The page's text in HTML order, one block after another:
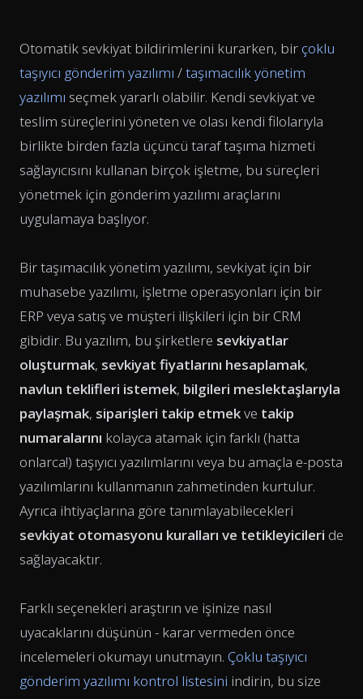
Otomatik sevkiyat bildirimlerini kurarken, birçoklu
taşıyıcı gönderim yazılımı /taşımacılık yönetim
yazılımı seçmek yararlı olabilir. Kendi sevkiyat ve
teslim süreçlerini yöneten ve olası kendi filolarıyla
birlikte birden fazla üçüncü taraf taşıma hizmeti
sağlayıcısını kullanan birçok işletme, bu süreçleri
yönetmek için gönderim yazılımı araçlarını
uygulamaya başlıyor.
Bir taşımacılık yönetim yazılımı, sevkiyat için bir
muhasebe yazılımı, işletme operasyonları için bir
ERP veya satış ve müşteri ilişkileri için bir CRM
gibidir. Bu yazılım, bu şirketlere sevkiyatlar
oluşturmak, sevkiyat fiyatlarını hesaplamak,
navlun teklifleri istemek, bilgileri meslektaşlarıyla
paylaşmak, siparişleri takip etmekve takip
numaralarını kolayca atamak için farklı (hatta
onlarca!) taşıyıcı yazılımlarını veya bu amaçla e-posta
yazılımlarını kullanmanın zahmetinden kurtulur.
Ayrıca ihtiyaçlarına göre tanımlayabilecekleri
sevkiyat otomasyonu kuralları ve tetikleyicileri de
sağlayacaktır.
Farklı seçenekleri araştırın ve işinize nasıl
uyacaklarını düşünün - karar vermeden önce
incelemeleri okumayı unutmayın. Çoklu taşıyıcı
gönderim yazılımı kontrol listesini indirin, bu size